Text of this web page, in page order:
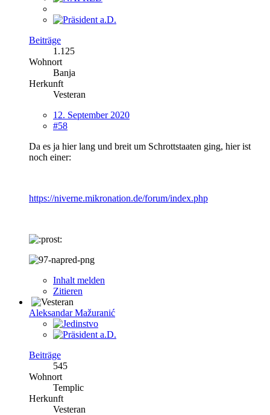
Beiträge
1.125
Wohnort
Banja
Herkunft
Vesteran
12. September 2020
#58
Da es ja hier lang und breit um Schrottstaaten ging, hier ist
noch einer:
https://niverne.mikronation.de/forum/index.php
Inhalt melden
Zitieren
Aleksandar Mažuranić
Beiträge
545
Wohnort
Templic
Herkunft
Vesteran